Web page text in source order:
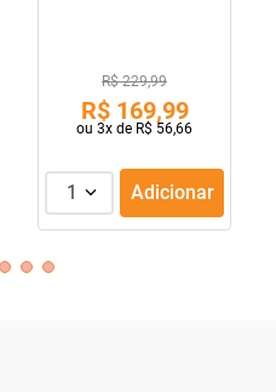
R$ 229,99
R$ 169,99
ou 3x de R$ 56,66
1 Adicionar